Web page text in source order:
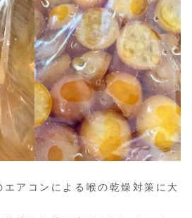
アコンによる喉の乾燥対策に大